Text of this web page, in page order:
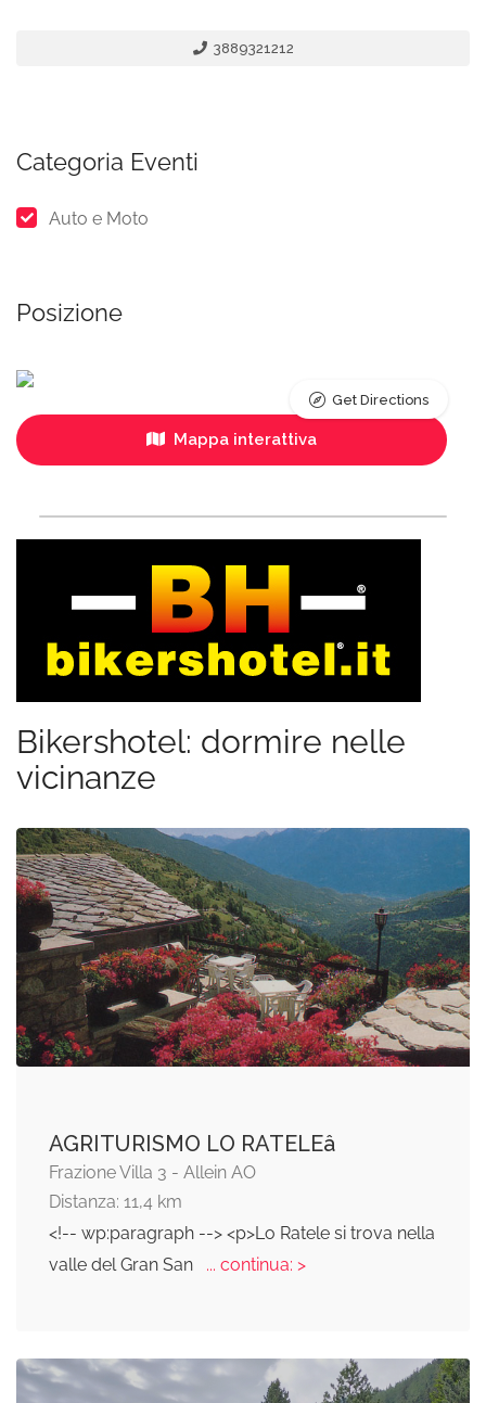
3889321212
Categoria Eventi
Auto e Moto
Posizione
Mappa interattiva
Get Directions
Bikershotel: dormire nelle
vicinanze
AGRITURISMO LO RATELEâ
Frazione Villa 3 - Allein AO
Distanza: 11,4 km
<!-- wp:paragraph --> <p>Lo Ratele si trova nella
valle del Gran San
... continua: >